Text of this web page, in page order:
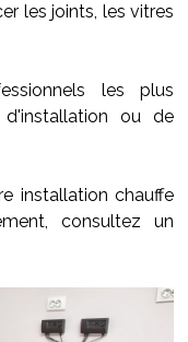
les joints, les vitres
les plus
ou de
installation chauffe
consultez un